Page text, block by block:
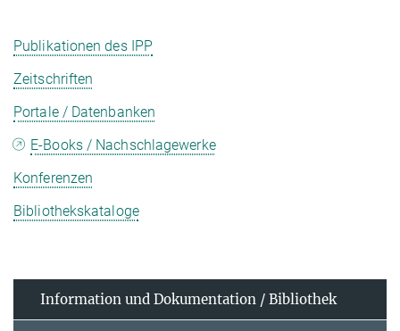
Publikationen des IPP
Zeitschriften
Portale / Datenbanken
E-Books / Nachschlagewerke
Konferenzen
Bibliothekskataloge
Information und Dokumentation / Bibliothek